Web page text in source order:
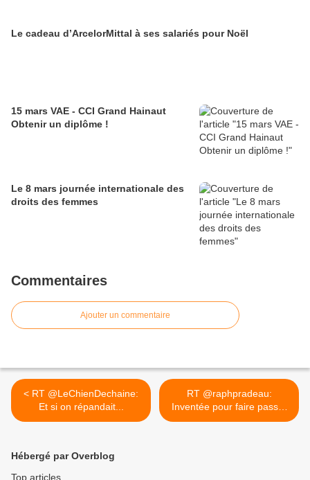
Le cadeau d’ArcelorMittal à ses salariés pour Noël
15 mars VAE - CCI Grand Hainaut
Obtenir un diplôme !
Le 8 mars journée internationale des
droits des femmes
Commentaires
Ajouter un commentaire
< RT @LeChienDechaine:
Et si on répandait...
RT @raphpradeau:
Inventée pour faire passer
la... >
Hébergé par Overblog
Top articles